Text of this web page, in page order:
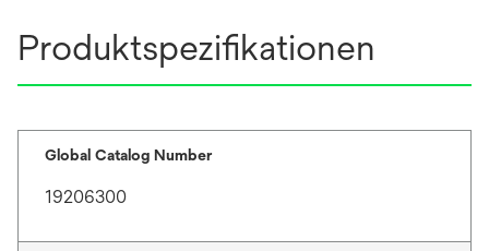
Produktspezifikationen
Global Catalog Number
19206300